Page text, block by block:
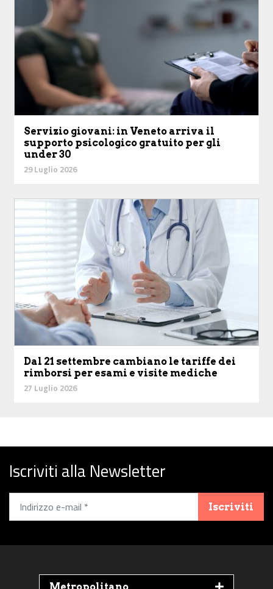
Servizio giovani: in Veneto arriva il
supporto psicologico gratuito per gli
under 30
29 Luglio 2026
Dal 21 settembre cambiano le tariffe dei
rimborsi per esami e visite mediche
27 Luglio 2026
Iscriviti alla Newsletter
Iscriviti
Metropolitano